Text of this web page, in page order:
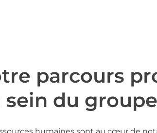
parcours
sein du groupe